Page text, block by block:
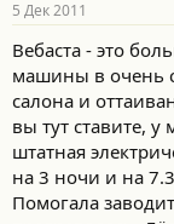
5 Дек 2011
Вебаста - это
машины в очень
салона и
вы тут ставите,
штатная
на 3 ночи и на
Помогала